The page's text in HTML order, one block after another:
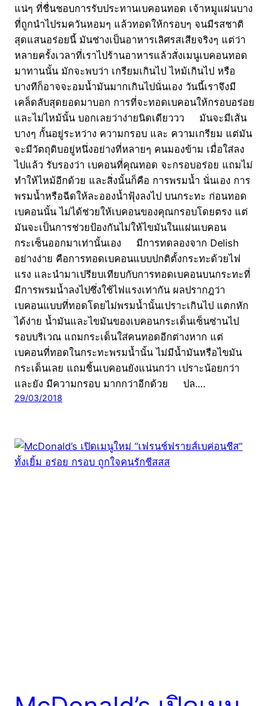
แน่ๆ ที่ชื่นชอบการรับประทานเบคอนทอด เจ้าหมูแผ่นบาง
ที่ถูกนำไปรมควันหอมๆ แล้วทอดให้กรอบๆ จนมีรสชาติ
สุดแสนอร่อยนี้ มันช่างเป็นอาหารเลิศรสเสียจริงๆ แต่ว่า
หลายครั้งเวลาที่เราไปร้านอาหารแล้วสั่งเมนูเบคอนทอด
มาทานนั้น มักจะพบว่า เกรียมเกินไป ไหม้เกินไป หรือ
บางทีก็อาจจะอมน้ำมันมากเกินไปนั่นเอง วันนี้เราจึงมี
เคล็ดลับสุดยอดมาบอก การที่จะทอดเบคอนให้กรอบอร่อย
และไม่ไหม้นั้น บอกเลยว่าง่ายนิดเดียววว มันจะมีเส้น
บางๆ กั้นอยู่ระหว่าง ความกรอบ และ ความเกรียม แต่มัน
จะมีวัตถุดิบอยู่หนึ่งอย่างที่หลายๆ คนมองข้าม เมื่อใส่ลง
ไปแล้ว รับรองว่า เบคอนที่คุณทอด จะกรอบอร่อย แถมไม่
ทำให้ไหม้อีกด้วย และสิ่งนั้นก็คือ การพรมน้ำ นั่นเอง การ
พรมน้ำหรือฉีดให้ละอองน้ำฟุ้งลงไป บนกระทะ ก่อนทอด
เบคอนนั้น ไม่ได้ช่วยให้เบคอนของคุณกรอบโดยตรง แต่
มันจะเป็นการช่วยป้องกันไม่ให้ไขมันในแผ่นเบคอน
กระเซ็นออกมาเท่านั้นเอง มีการทดลองจาก Delish
อย่างง่าย คือการทอดเบคอนแบบปกติตั้งกระทะด้วยไฟ
แรง และนำมาเปรียบเทียบกับการทอดเบคอนบนกระทะที่
มีการพรมน้ำลงไปซึ่งใช้ไฟแรงเท่ากัน ผลปรากฎว่า
เบคอนแบบที่ทอดโดยไม่พรมน้ำนั้นเปราะเกินไป แตกหัก
ได้ง่าย น้ำมันและไขมันของเบคอนกระเด็นเซ็นซ่านไป
รอบบริเวณ แถมกระเด็นใส่คนทอดอีกต่างหาก แต่
เบคอนที่ทอดในกระทะพรมน้ำนั้น ไม่มีน้ำมันหรือไขมัน
กระเด็นเลย แถมชิ้นเบคอนยังแน่นกว่า เปราะน้อยกว่า
และยัง มีความกรอบ มากกว่าอีกด้วย ปล.…
29/03/2018